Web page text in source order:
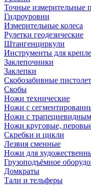
Точные измерительные
Гидроуровни
Измерительные колеса
Рулетки геодезические
Штангенциркули
Инструменты для
Заклепочники
Заклепки
Скобозабивные
Скобы
Ножи технические
Ножи с
Ножи с
Ножи круговые,
Скребки и цикли
Лезвия сменные
Ножи для
Грузоподъёмное
Домкраты
Тали и тельферы